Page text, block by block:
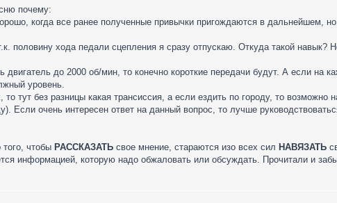
почему:
когда все ранее полученные привычки пригождаются в дальнейшем,
половину хода педали сцепления я сразу отпускаю. Откуда такой навык?
двигатель до 2000 об/мин, то конечно короткие передачи будут. А если на
уровень.
тут без разницы какая трансиссия, а если ездить по городу, то возможно
Если очень интересен ответ на данный вопрос, то лучше
чтобы РАССКАЗАТЬ свое мнение, стараются изо всех сил НАВЯЗАТЬ
информацией, которую надо обжаловать или обсуждать. Прочитали и